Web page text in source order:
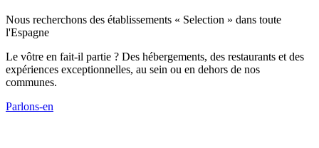
Nous recherchons des établissements « Selection » dans toute
l'Espagne
Le vôtre en fait-il partie ? Des hébergements, des restaurants et des
expériences exceptionnelles, au sein ou en dehors de nos
communes.
Parlons-en